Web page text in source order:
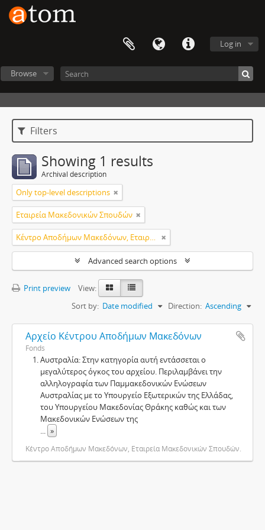
Log in
Browse
Filters
Showing 1 results
Archival description
Only top-level descriptions
Εταιρεία Μακεδονικών Σπουδών
Κέντρο Αποδήμων Μακεδόνων, Εταιρεία Μακεδονικών Σπουδών.
Advanced search options
Print preview
View:
Sort by: Date modified Direction: Ascending
Αρχείο Κέντρου Αποδήμων Μακεδόνων
Fonds
Αυστραλία: Στην κατηγορία αυτή εντάσσεται ο
μεγαλύτερος όγκος του αρχείου. Περιλαμβάνει την
αλληλογραφία των Παμμακεδονικών Ενώσεων
Αυστραλίας με το Υπουργείο Εξωτερικών της Ελλάδας,
του Υπουργείου Μακεδονίας Θράκης καθώς και των
Μακεδονικών Ενώσεων της
... »
Κέντρο Αποδήμων Μακεδόνων, Εταιρεία Μακεδονικών Σπουδών.